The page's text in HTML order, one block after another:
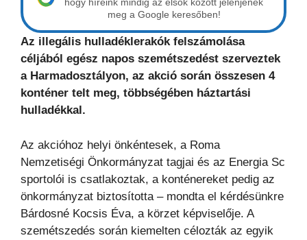
hogy híreink mindig az elsők között jelenjenek
meg a Google keresőben!
Az illegális hulladéklerakók felszámolása
céljából egész napos szemétszedést szerveztek
a Harmadosztályon, az akció során összesen 4
konténer telt meg, többségében háztartási
hulladékkal.
Az akcióhoz helyi önkéntesek, a Roma
Nemzetiségi Önkormányzat tagjai és az Energia Sc
sportolói is csatlakoztak, a konténereket pedig az
önkormányzat biztosította – mondta el kérdésünkre
Bárdosné Kocsis Éva, a körzet képviselője. A
szemétszedés során kiemelten célozták az egyik